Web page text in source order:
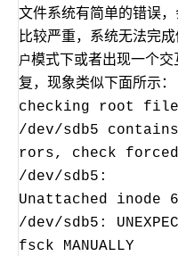
文件系统有简单的错误
比较严重，系统无法完
户模式下或者出现一个
复，现象类似下面所示：
checking root
/dev/sdb5
rors, check forced
/dev/sdb5:
Unattached inode
/dev/sdb5:
fsck MANUALLY